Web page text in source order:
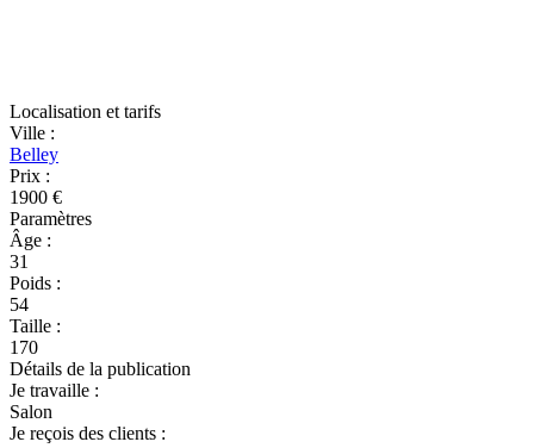
Localisation et tarifs
Ville :
Belley
Prix :
1900 €
Paramètres
Âge :
31
Poids :
54
Taille :
170
Détails de la publication
Je travaille :
Salon
Je reçois des clients :